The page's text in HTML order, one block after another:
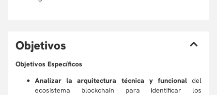
Objetivos
Objetivos Específicos
Analizar la arquitectura técnica y funcional del
ecosistema blockchain para identificar los